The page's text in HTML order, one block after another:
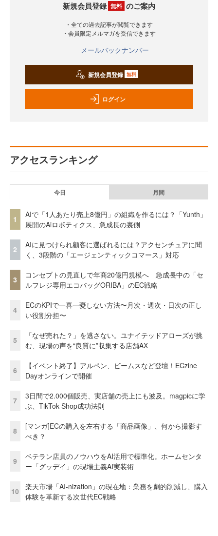
新規会員登録 無料 のご案内
・全ての過去記事が閲覧できます
・会員限定メルマガを受信できます
メールバックナンバー
新規会員登録 無料
ログイン
アクセスランキング
今日 月間
1
AIで「1人あたり売上8億円」の組織を作るには？「Yunth」
展開のAiロボティクス、急成長の裏側
2
AIに見つけられ顧客に選ばれるには？アクセンチュアに聞
く、3段階の「エージェンティックコマース」対応
3
コンセプトの見直しで年商20億円規模へ 急成長中の「セ
ルフレジ専用エコバッグORIBA」のEC戦略
4
ECのKPIで一喜一憂しない方法〜月次・週次・日次の正し
い役割分担〜
5
「なぜ売れた？」を逃さない。ユナイテッドアローズが挑
む、現場の声を“良質に”収集する店舗AX
6
【イベント終了】アルペン、ビームスなど登壇！ECzine
Dayオンラインで開催
7
3日間で2.000個販売、実店舗の売上にも波及。magpicに学
ぶ、TikTok Shop成功法則
8
[マンガ]ECの購入を左右する「商品画像」、何から撮影す
べき？
9
ベテラン店員のノウハウをAI活用で標準化。ホームセンタ
ー「グッデイ」の現場主義AI実装術
10
楽天市場「AI-nization」の現在地：業務を劇的削減し、購入
体験を革新する次世代EC戦略